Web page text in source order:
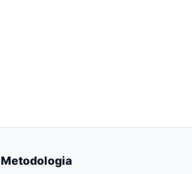
Metodologia